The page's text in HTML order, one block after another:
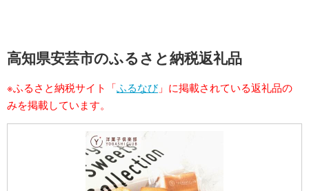
高知県安芸市のふるさと納税返礼品
※ふるさと納税サイト「ふるなび」に掲載されている返礼品の
みを掲載しています。